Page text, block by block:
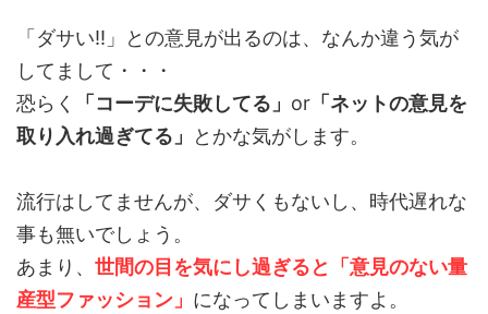
「ダサい!!」との意見が出るのは、なんか違う気が
してまして・・・
恐らく
「コーデに失敗してる」 or 「ネットの意見を
取り入れ過ぎてる」
とかな気がします。
流行はしてませんが、ダサくもないし、時代遅れな
事も無いでしょう。
あまり、 世間の目を気にし過ぎると「意見のない量
産型ファッション」 になってしまいますよ。